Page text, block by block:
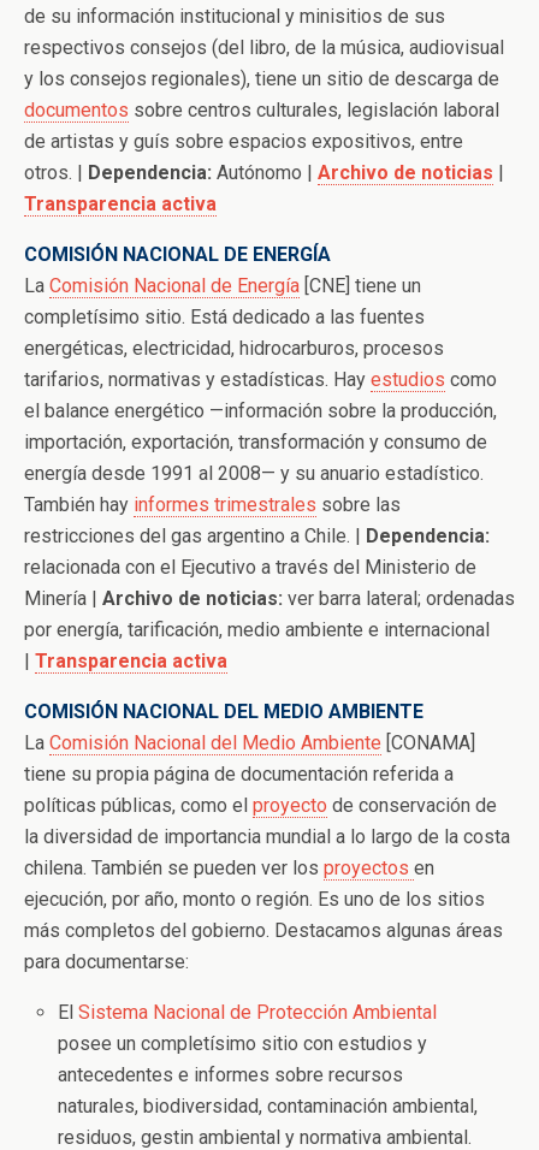
de su información institucional y minisitios de sus
respectivos consejos (del libro, de la música, audiovisual
y los consejos regionales), tiene un sitio de descarga de
documentos sobre centros culturales, legislación laboral
de artistas y guís sobre espacios expositivos, entre
otros. | Dependencia: Autónomo | Archivo de noticias |
Transparencia activa
COMISIÓN NACIONAL DE ENERGÍA
La Comisión Nacional de Energía [CNE] tiene un
completísimo sitio. Está dedicado a las fuentes
energéticas, electricidad, hidrocarburos, procesos
tarifarios, normativas y estadísticas. Hay estudios como
el balance energético —información sobre la producción,
importación, exportación, transformación y consumo de
energía desde 1991 al 2008— y su anuario estadístico.
También hay informes trimestrales sobre las
restricciones del gas argentino a Chile. | Dependencia:
relacionada con el Ejecutivo a través del Ministerio de
Minería | Archivo de noticias: ver barra lateral; ordenadas
por energía, tarificación, medio ambiente e internacional
| Transparencia activa
COMISIÓN NACIONAL DEL MEDIO AMBIENTE
La Comisión Nacional del Medio Ambiente [CONAMA]
tiene su propia página de documentación referida a
políticas públicas, como el proyecto de conservación de
la diversidad de importancia mundial a lo largo de la costa
chilena. También se pueden ver los proyectos en
ejecución, por año, monto o región. Es uno de los sitios
más completos del gobierno. Destacamos algunas áreas
para documentarse:
ElSistema Nacional de Protección Ambiental
posee un completísimo sitio con estudios y
antecedentes e informes sobre recursos
naturales, biodiversidad, contaminación ambiental,
residuos, gestin ambiental y normativa ambiental.